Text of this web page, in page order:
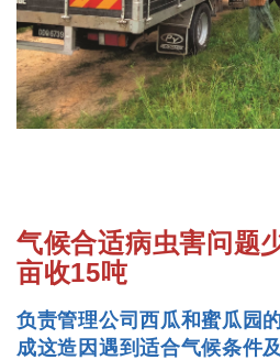
气候合适病虫害问题
亩收15吨
负责管理公司西瓜和蜜瓜园
成这造因遇到适合气候条件